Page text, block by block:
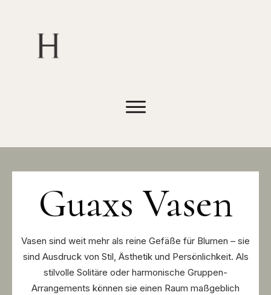
Guaxs Vasen
Vasen sind weit mehr als reine Gefäße für Blumen – sie
sind Ausdruck von Stil, Ästhetik und Persönlichkeit. Als
stilvolle Solitäre oder harmonische Gruppen-
Arrangements können sie einen Raum maßgeblich